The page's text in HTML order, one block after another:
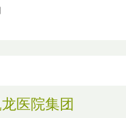
医院集团